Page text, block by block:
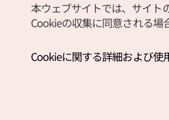
本ウェブサイトでは、サイト
Cookieの収集に同意される場
Cookieに関する詳細および使